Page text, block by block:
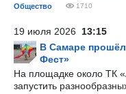
Общество 1710
19 июля 2026 13:15
В Самаре
Фест»
На площадке около ТК
запустить